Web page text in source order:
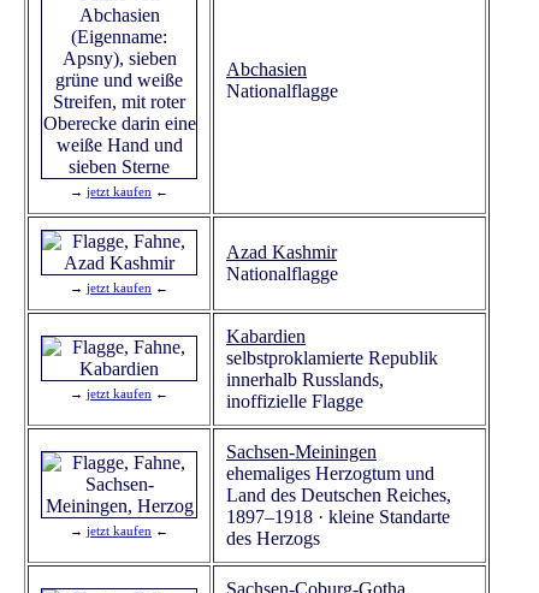
→ jetzt kaufen ←
Abchasien
Nationalflagge
→ jetzt kaufen ←
Azad Kashmir
Nationalflagge
→ jetzt kaufen ←
Kabardien
selbstproklamierte Republik
innerhalb Russlands,
inoffizielle Flagge
→ jetzt kaufen ←
Sachsen-Meiningen
ehemaliges Herzogtum und
Land des Deutschen Reiches,
1897–1918 · kleine Standarte
des Herzogs
Sachsen-Coburg-Gotha